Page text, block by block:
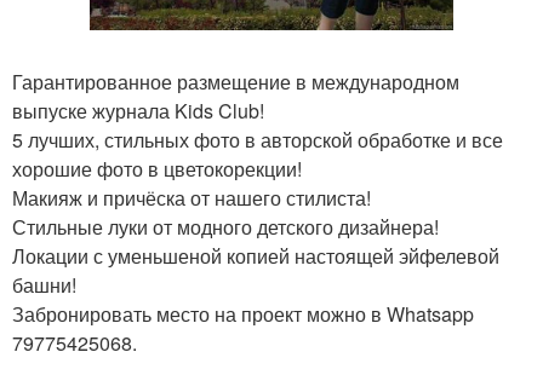
Гарантированное размещение в международном
выпуске журнала Kids Club!
5 лучших, стильных фото в авторской обработке и все
хорошие фото в цветокорекции!
Макияж и причёска от нашего стилиста!
Стильные луки от модного детского дизайнера!
Локации с уменьшеной копией настоящей эйфелевой
башни!
Забронировать место на проект можно в Whatsapp
79775425068.